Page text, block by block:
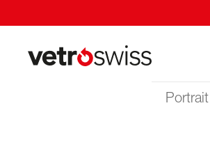
Portrait